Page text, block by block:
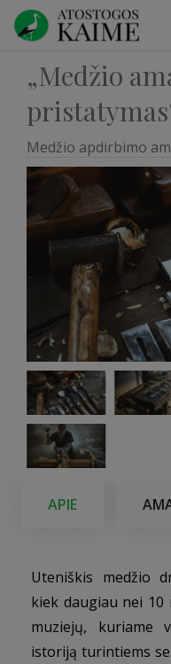
„Medžio
Medžio apdirbimo
APIE
Uteniškis medžio
kiek daugiau nei
muziejų, kuriame
istoriją turintiems